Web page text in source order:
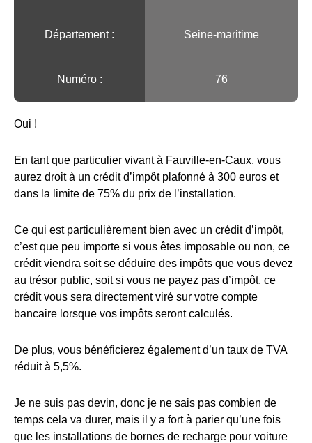
Département : Seine-maritime
Numéro : 76
Oui !
En tant que particulier vivant à Fauville-en-Caux, vous
aurez droit à un crédit d’impôt plafonné à 300 euros et
dans la limite de 75% du prix de l’installation.
Ce qui est particulièrement bien avec un crédit d’impôt,
c’est que peu importe si vous êtes imposable ou non, ce
crédit viendra soit se déduire des impôts que vous devez
au trésor public, soit si vous ne payez pas d’impôt, ce
crédit vous sera directement viré sur votre compte
bancaire lorsque vos impôts seront calculés.
De plus, vous bénéficierez également d’un taux de TVA
réduit à 5,5%.
Je ne suis pas devin, donc je ne sais pas combien de
temps cela va durer, mais il y a fort à parier qu’une fois
que les installations de bornes de recharge pour voiture